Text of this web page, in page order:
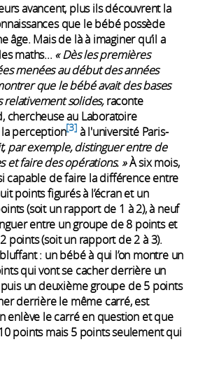
avancent, plus ils découvrent la
que le bébé possède
âge. Mais de là à imaginer qu’il a
maths... « Dès les premières
menées au début des années
que le bébé avait des bases
relativement solides,raconte
chercheuse au Laboratoire
perception 3 à l'université Paris-
par exemple, distinguer entre de
et faire des opérations. »À six mois,
capable de faire la différence entre
points figurés à l’écran et un
(soit un rapport de 1 à 2), à neuf
entre un groupe de 8 points et
points (soit un rapport de 2 à 3).
: un bébé à qui l’on montre un
qui vont se cacher derrière un
un deuxième groupe de 5 points
derrière le même carré, est
enlève le carré en question et que
points mais 5 points seulement qui